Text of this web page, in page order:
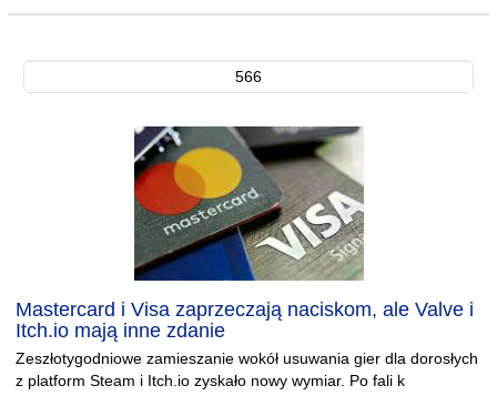
566
Mastercard i Visa zaprzeczają naciskom, ale Valve i
Itch.io mają inne zdanie
Zeszłotygodniowe zamieszanie wokół usuwania gier dla dorosłych
z platform Steam i Itch.io zyskało nowy wymiar. Po fali k